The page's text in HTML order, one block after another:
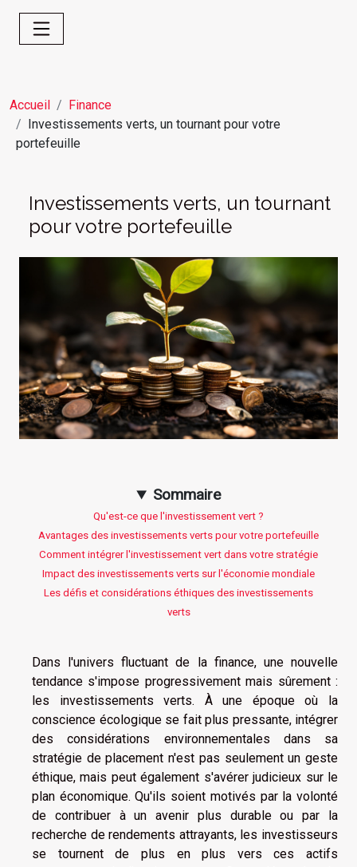
Accueil
Finance
Investissements verts, un tournant pour votre
portefeuille
Investissements verts, un tournant
pour votre portefeuille
Sommaire
Qu'est-ce que l'investissement vert ?
Avantages des investissements verts pour votre portefeuille
Comment intégrer l'investissement vert dans votre stratégie
Impact des investissements verts sur l'économie mondiale
Les défis et considérations éthiques des investissements
verts
Dans l'univers fluctuant de la finance, une nouvelle
tendance s'impose progressivement mais sûrement :
les investissements verts. À une époque où la
conscience écologique se fait plus pressante, intégrer
des considérations environnementales dans sa
stratégie de placement n'est pas seulement un geste
éthique, mais peut également s'avérer judicieux sur le
plan économique. Qu'ils soient motivés par la volonté
de contribuer à un avenir plus durable ou par la
recherche de rendements attrayants, les investisseurs
se tournent de plus en plus vers ces actifs